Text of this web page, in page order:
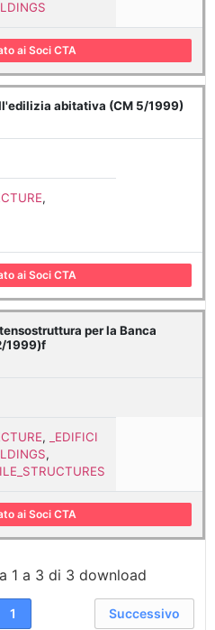
ai Soci CTA
abitativa (CM 5/1999)
,
ai Soci CTA
per la Banca
1999)f
,
_EDIFICI
,
ai Soci CTA
1 a 3 di 3 download
1 Successivo